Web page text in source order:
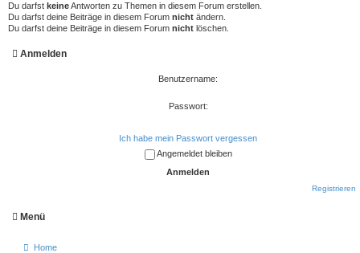
Du darfst keineAntworten zu Themen in diesem Forum erstellen.
Du darfst deine Beiträge in diesem Forum nicht ändern.
Du darfst deine Beiträge in diesem Forum nicht löschen.
Anmelden
Benutzername:
Passwort:
Ich habe mein Passwort vergessen
Angemeldet bleiben
Registrieren
Menü
Home